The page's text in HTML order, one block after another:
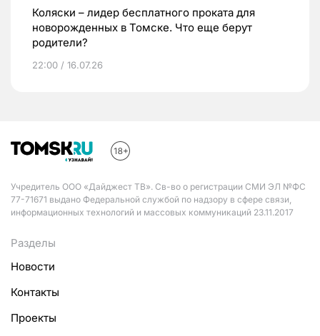
Коляски – лидер бесплатного проката для
новорожденных в Томске. Что еще берут
родители?
22:00 / 16.07.26
Учредитель ООО «Дайджест ТВ». Св-во о регистрации СМИ ЭЛ №ФС
77-71671 выдано Федеральной службой по надзору в сфере связи,
информационных технологий и массовых коммуникаций 23.11.2017
Разделы
Новости
Контакты
Проекты